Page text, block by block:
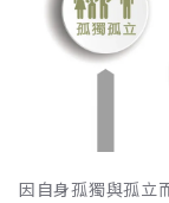
因自身孤獨與孤立